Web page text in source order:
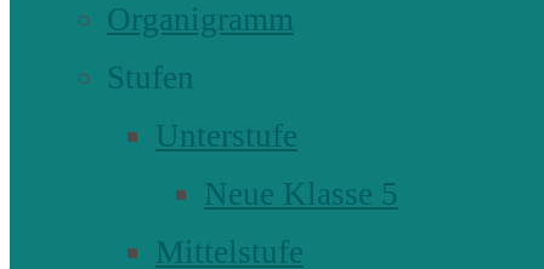
Organigramm
Stufen
Unterstufe
Neue Klasse 5
Mittelstufe